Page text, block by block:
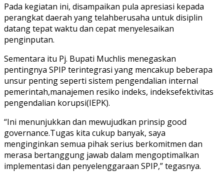
Pada kegiatan ini, disampaikan pula apresiasi kepada
perangkat daerah yang telahberusaha untuk disiplin
datang tepat waktu dan cepat menyelesaikan
penginputan.
Sementara itu Pj. Bupati Muchlis menegaskan
pentingnya SPIP terintegrasi yang mencakup beberapa
unsur penting seperti sistem pengendalian internal
pemerintah,manajemen resiko indeks, indeksefektivitas
pengendalian korupsi(IEPK).
“Ini menunjukkan dan mewujudkan prinsip good
governance.Tugas kita cukup banyak, saya
menginginkan semua pihak serius berkomitmen dan
merasa bertanggung jawab dalam mengoptimalkan
implementasi dan penyelenggaraan SPIP,” tegasnya.